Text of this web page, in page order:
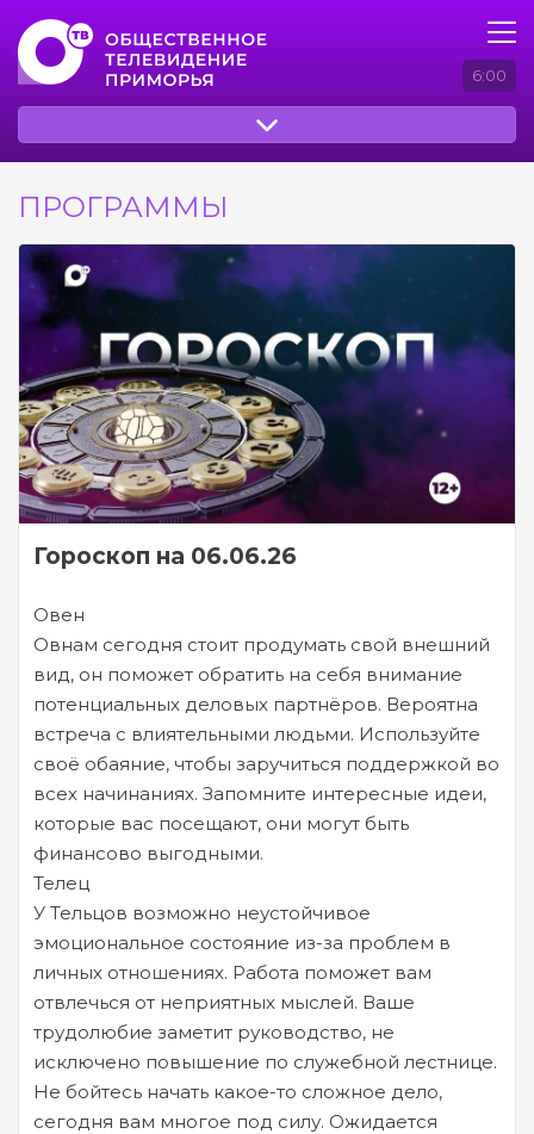
6:00
ПРОГРАММЫ
Гороскоп на 06.06.26
Овен
Овнам сегодня стоит продумать свой внешний
вид, он поможет обратить на себя внимание
потенциальных деловых партнёров. Вероятна
встреча с влиятельными людьми. Используйте
своё обаяние, чтобы заручиться поддержкой во
всех начинаниях. Запомните интересные идеи,
которые вас посещают, они могут быть
финансово выгодными.
Телец
У Тельцов возможно неустойчивое
эмоциональное состояние из-за проблем в
личных отношениях. Работа поможет вам
отвлечься от неприятных мыслей. Ваше
трудолюбие заметит руководство, не
исключено повышение по служебной лестнице.
Не бойтесь начать какое-то сложное дело,
сегодня вам многое под силу. Ожидается